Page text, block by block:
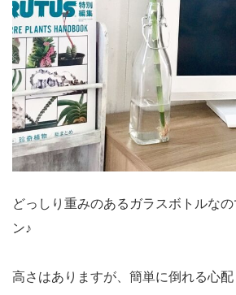
どっしり重みのあるガラスボトルな
ン♪
高さはありますが、簡単に倒れる心配